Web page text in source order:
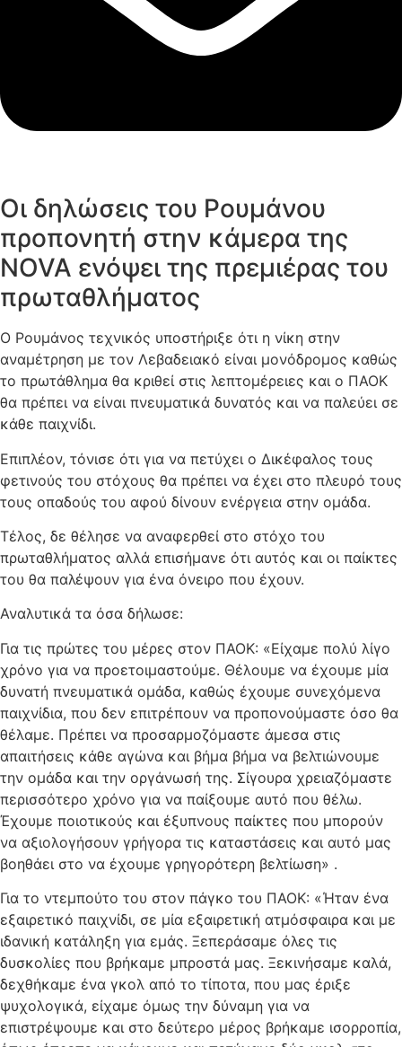
Οι δηλώσεις του Ρουμάνου
προπονητή στην κάμερα της
NOVA ενόψει της πρεμιέρας του
πρωταθλήματος
Ο Ρουμάνος τεχνικός υποστήριξε ότι η νίκη στην
αναμέτρηση με τον Λεβαδειακό είναι μονόδρομος καθώς
το πρωτάθλημα θα κριθεί στις λεπτομέρειες και ο ΠΑΟΚ
θα πρέπει να είναι πνευματικά δυνατός και να παλεύει σε
κάθε παιχνίδι.
Επιπλέον, τόνισε ότι για να πετύχει ο Δικέφαλος τους
φετινούς του στόχους θα πρέπει να έχει στο πλευρό τους
τους οπαδούς του αφού δίνουν ενέργεια στην ομάδα.
Τέλος, δε θέλησε να αναφερθεί στο στόχο του
πρωταθλήματος αλλά επισήμανε ότι αυτός και οι παίκτες
του θα παλέψουν για ένα όνειρο που έχουν.
Αναλυτικά τα όσα δήλωσε:
Για τις πρώτες του μέρες στον ΠΑΟΚ: «Είχαμε πολύ λίγο
χρόνο για να προετοιμαστούμε. Θέλουμε να έχουμε μία
δυνατή πνευματικά ομάδα, καθώς έχουμε συνεχόμενα
παιχνίδια, που δεν επιτρέπουν να προπονούμαστε όσο θα
θέλαμε. Πρέπει να προσαρμοζόμαστε άμεσα στις
απαιτήσεις κάθε αγώνα και βήμα βήμα να βελτιώνουμε
την ομάδα και την οργάνωσή της. Σίγουρα χρειαζόμαστε
περισσότερο χρόνο για να παίξουμε αυτό που θέλω.
Έχουμε ποιοτικούς και έξυπνους παίκτες που μπορούν
να αξιολογήσουν γρήγορα τις καταστάσεις και αυτό μας
βοηθάει στο να έχουμε γρηγορότερη βελτίωση» .
Για το ντεμπούτο του στον πάγκο του ΠΑΟΚ: «Ήταν ένα
εξαιρετικό παιχνίδι, σε μία εξαιρετική ατμόσφαιρα και με
ιδανική κατάληξη για εμάς. Ξεπεράσαμε όλες τις
δυσκολίες που βρήκαμε μπροστά μας. Ξεκινήσαμε καλά,
δεχθήκαμε ένα γκολ από το τίποτα, που μας έριξε
ψυχολογικά, είχαμε όμως την δύναμη για να
επιστρέψουμε και στο δεύτερο μέρος βρήκαμε ισορροπία,